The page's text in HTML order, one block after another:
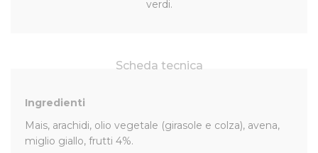
verdi.
Scheda tecnica
Ingredienti
Mais, arachidi, olio vegetale (girasole e colza), avena,
miglio giallo, frutti 4%.